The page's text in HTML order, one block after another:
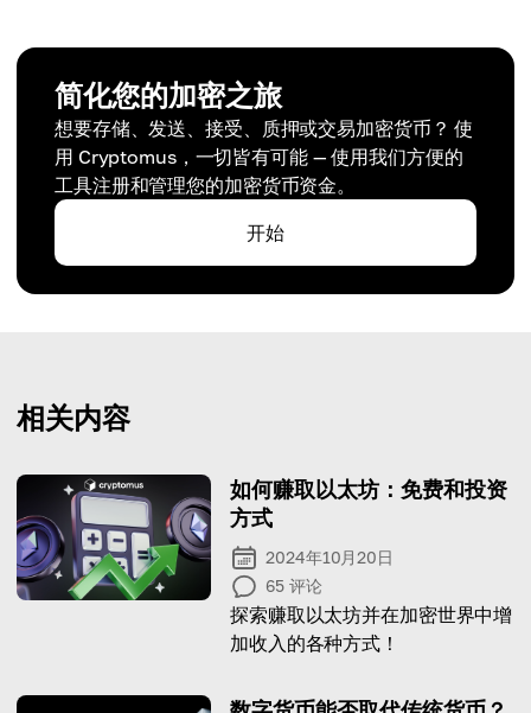
简化您的加密之旅
想要存储、发送、接受、质押或交易加密货币？ 使
用 Cryptomus，一切皆有可能 — 使用我们方便的
工具注册和管理您的加密货币资金。
开始
相关内容
如何赚取以太坊：免费和投资
方式
2024年10月20日
65 评论
探索赚取以太坊并在加密世界中增
加收入的各种方式！